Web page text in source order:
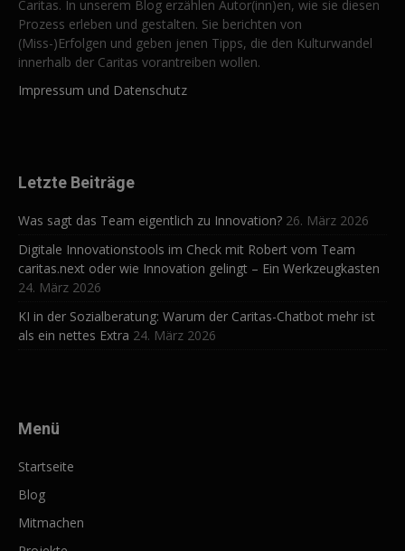
Caritas. In unserem Blog erzählen Autor(inn)en, wie sie diesen
Prozess erleben und gestalten. Sie berichten von
(Miss-)Erfolgen und geben jenen Tipps, die den Kulturwandel
innerhalb der Caritas vorantreiben wollen.
Impressum und Datenschutz
Letzte Beiträge
Was sagt das Team eigentlich zu Innovation? 26. März 2026
Digitale Innovationstools im Check mit Robert vom Team
caritas.next oder wie Innovation gelingt – Ein Werkzeugkasten
24. März 2026
KI in der Sozialberatung: Warum der Caritas-Chatbot mehr ist
als ein nettes Extra 24. März 2026
Menü
Startseite
Blog
Mitmachen